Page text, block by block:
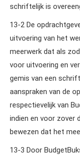
schriftelijk is
13‑2 De
uitvoering van het
meerwerk dat als
voor uitvoering en
gemis van een
aanspraken van de
respectievelijk van
indien en voor zover
bewezen dat het
13‑3 Door